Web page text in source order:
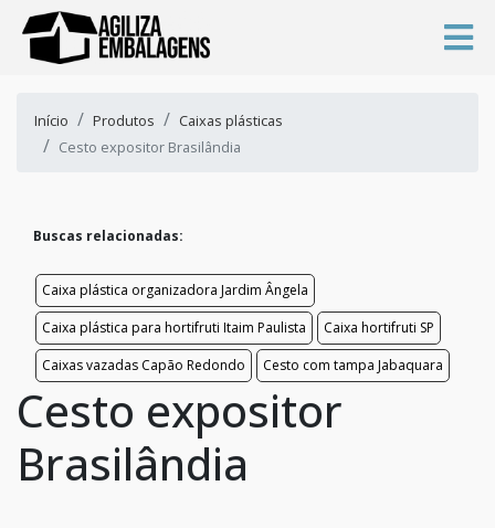
Início Produtos
Caixas plásticas
Cesto expositor Brasilândia
Buscas relacionadas:
Caixa plástica organizadora Jardim Ângela
Caixa plástica para hortifruti Itaim Paulista
Caixa hortifruti SP
Caixas vazadas Capão Redondo
Cesto com tampa Jabaquara
Cesto expositor
Brasilândia